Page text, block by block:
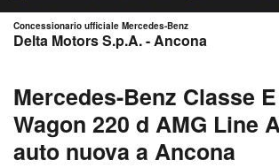
Mercedes-Benz Classe
Wagon 220 d AMG Line
auto nuova a Ancona
Concessionario ufficiale Mercedes-Benz
Delta Motors S.p.A. - Ancona